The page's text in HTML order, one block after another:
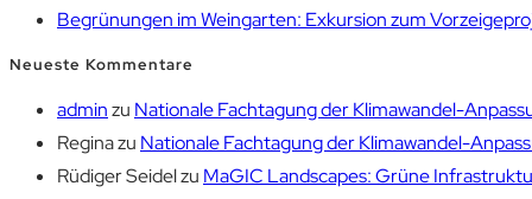
Begrünungen im Weingarten: Exkursion zum
Neueste Kommentare
adminzu Nationale Fachtagung der Klimawandel-
Reginazu Nationale Fachtagung der Klimawandel-
Rüdiger Seidelzu MaGIC Landscapes: Grüne